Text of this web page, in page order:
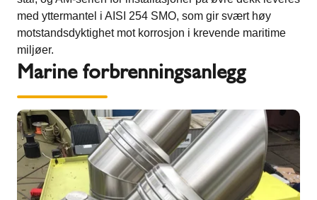
med yttermantel i AISI 254 SMO, som gir svært høy
motstandsdyktighet mot korrosjon i krevende maritime
miljøer.
Marine forbrenningsanlegg